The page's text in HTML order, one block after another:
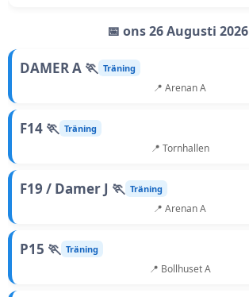
📅 ons 26 Augusti 2026
DAMER A 🏃 Träning
📍 Arenan A
F14 🏃 Träning
📍 Tornhallen
F19 / Damer J 🏃 Träning
📍 Arenan A
P15 🏃 Träning
📍 Bollhuset A